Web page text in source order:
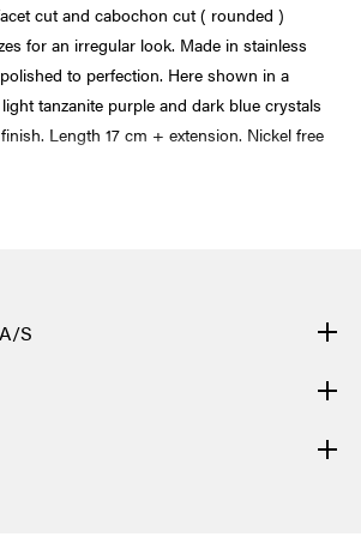
cut and cabochon cut ( rounded )
for an irregular look. Made in stainless
to perfection. Here shown in a
tanzanite purple and dark blue crystals
Length 17 cm + extension. Nickel free
S
er håndlagde og gjennomgår mange
polering og emaljering av metallbasen
Til slutt settes de ulike elementene i